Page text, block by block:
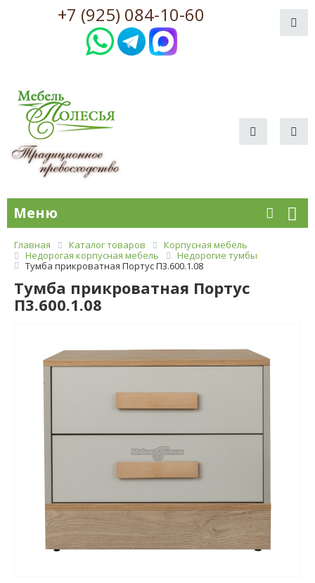
+7 (925) 084-10-60
Меню
Главная Каталог товаров
Корпусная мебель
Недорогая корпусная мебель
Недорогие тумбы
Тумба прикроватная Портус П3.600.1.08
Тумба прикроватная Портус
П3.600.1.08